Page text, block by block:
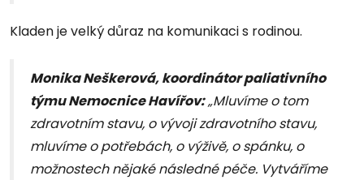
Kladen je velký důraz na komunikaci s rodinou.
Monika Neškerová, koordinátor paliativního
týmu Nemocnice Havířov:„Mluvíme o tom
zdravotním stavu, o vývoji zdravotního stavu,
mluvíme o potřebách, o výživě, o spánku, o
možnostech nějaké následné péče. Vytváříme